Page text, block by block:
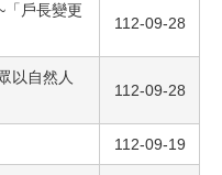
「戶長變更
112-09-28
以自然人
112-09-28
112-09-19